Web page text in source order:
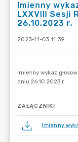
Imienny
LXXVIII Sesji
26.10.2023 r.
2023-11-03 11:39
ZAŁĄCZNIKI
Imienny